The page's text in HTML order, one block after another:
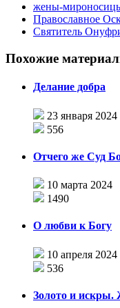
жены-
Православное
Святитель
Похожие
Делание добра
23 января 2024
556
Отчего же Суд
10 марта 2024
1490
О любви к Богу
10 апреля 2024
536
Золото и